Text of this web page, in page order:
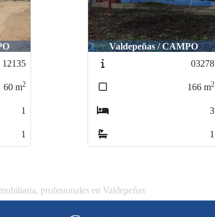
12135
60 m2
1
1
Valdepeñas / CAMPO
03278
166 m2
3
1
profesionales en Valdepeñas